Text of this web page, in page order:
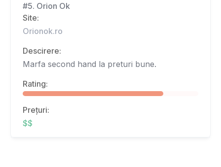
#5. Orion Ok
Site:
Orionok.ro
Descirere:
Marfa second hand la preturi bune.
Rating:
Prețuri:
$$